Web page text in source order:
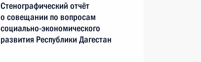
Стенографический отчёт
о совещании по вопросам
социально-экономического
развития Республики Дагестан